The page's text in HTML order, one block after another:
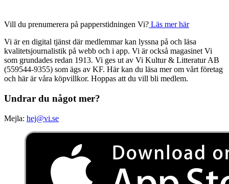
Vill du prenumerera på papperstidningen Vi? Läs mer här
Vi är en digital tjänst där medlemmar kan lyssna på och läsa
kvalitetsjournalistik på webb och i app. Vi är också magasinet Vi
som grundades redan 1913. Vi ges ut av Vi Kultur & Litteratur AB
(559544-9355) som ägs av KF. Här kan du läsa mer om vårt företag
och här är våra köpvillkor. Hoppas att du vill bli medlem.
Undrar du något mer?
Mejla: hej@vi.se